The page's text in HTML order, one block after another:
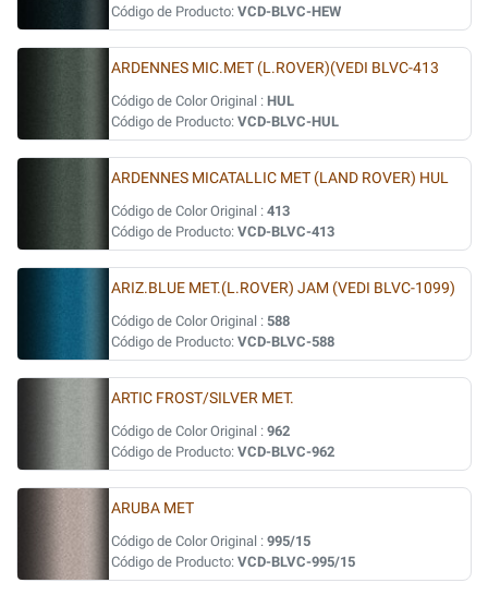
Código de Producto: VCD-BLVC-HEW
ARDENNES MIC.MET (L.ROVER)(VEDI BLVC-413
Código de Color Original : HUL
Código de Producto: VCD-BLVC-HUL
ARDENNES MICATALLIC MET (LAND ROVER) HUL
Código de Color Original : 413
Código de Producto: VCD-BLVC-413
ARIZ.BLUE MET.(L.ROVER) JAM (VEDI BLVC-1099)
Código de Color Original : 588
Código de Producto: VCD-BLVC-588
ARTIC FROST/SILVER MET.
Código de Color Original : 962
Código de Producto: VCD-BLVC-962
ARUBA MET
Código de Color Original : 995/15
Código de Producto: VCD-BLVC-995/15